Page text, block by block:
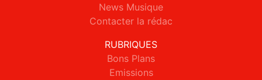
News Musique
Contacter la rédac
RUBRIQUES
Bons Plans
Emissions